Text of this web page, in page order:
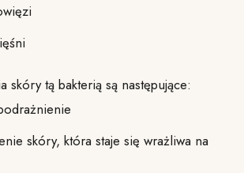
skóry tą bakterią są następujące:
skóry, która staje się wrażliwa na